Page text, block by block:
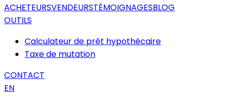
ACHETEURSVENDEURSTÉMOIGNAGESBLOG
OUTILS
Calculateur de prêt hypothécaire
Taxe de mutation
CONTACT
EN